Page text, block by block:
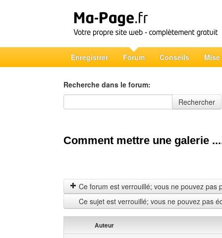
Enregistrer Forum Conseils Mise
Recherche dans le forum:
Recherche dans le forum
Rechercher
Comment mettre une galerie
Ce forum est verrouillé; vous ne pouvez pas
Ce sujet est verrouillé; vous ne pouvez pas
Auteur